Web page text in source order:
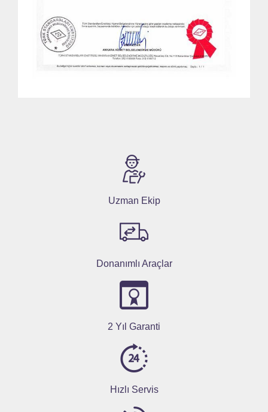
Uzman Ekip
Donanımlı Araçlar
2 Yıl Garanti
Hızlı Servis